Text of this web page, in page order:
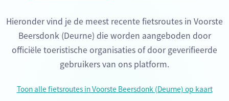
Hieronder vind je de meest recente fietsroutes in Voorste
Beersdonk (Deurne) die worden aangeboden door
officiële toeristische organisaties of door geverifieerde
gebruikers van ons platform.
Toon alle fietsroutes in Voorste Beersdonk (Deurne) op kaart